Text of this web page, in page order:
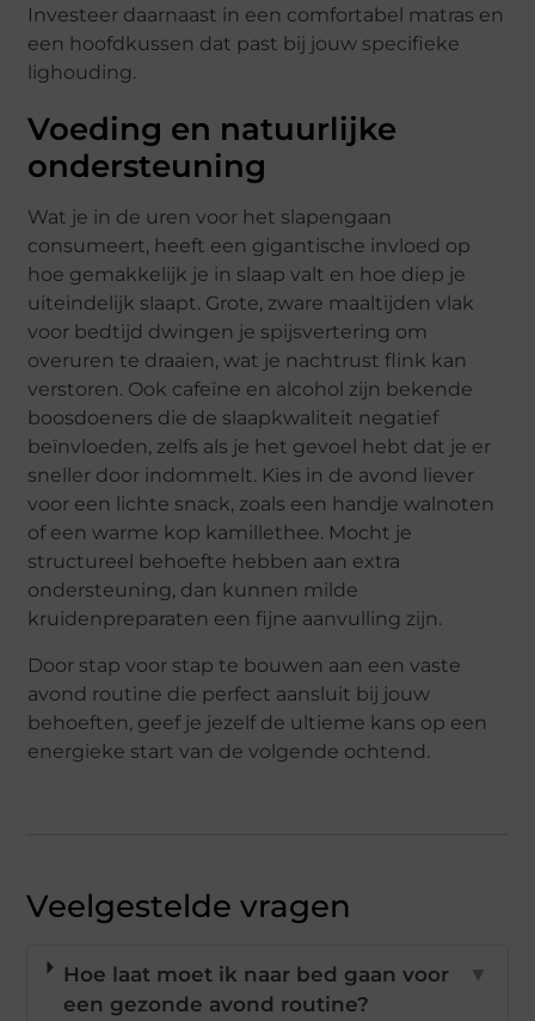
Investeer daarnaast in een comfortabel matras en
een hoofdkussen dat past bij jouw specifieke
lighouding.
Voeding en natuurlijke
ondersteuning
Wat je in de uren voor het slapengaan
consumeert, heeft een gigantische invloed op
hoe gemakkelijk je in slaap valt en hoe diep je
uiteindelijk slaapt. Grote, zware maaltijden vlak
voor bedtijd dwingen je spijsvertering om
overuren te draaien, wat je nachtrust flink kan
verstoren. Ook cafeïne en alcohol zijn bekende
boosdoeners die de slaapkwaliteit negatief
beïnvloeden, zelfs als je het gevoel hebt dat je er
sneller door indommelt. Kies in de avond liever
voor een lichte snack, zoals een handje walnoten
of een warme kop kamillethee. Mocht je
structureel behoefte hebben aan extra
ondersteuning, dan kunnen milde
kruidenpreparaten een fijne aanvulling zijn.
Door stap voor stap te bouwen aan een vaste
avond routine die perfect aansluit bij jouw
behoeften, geef je jezelf de ultieme kans op een
energieke start van de volgende ochtend.
Veelgestelde vragen
Hoe laat moet ik naar bed gaan voor
een gezonde avond routine?
▼